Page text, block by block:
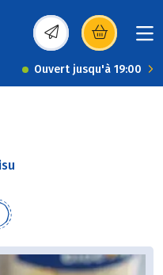
(s’ouvre dans une
Ouvert jusqu'à 19:00